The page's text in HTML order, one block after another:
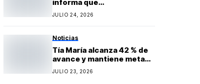
informa que
observaciones técnicas
mantienen paralizada la
agosto
JULIO 24, 2026
Noticias
Tía María alcanza 42 % de
avance y mantiene meta
de iniciar producción
durante 2027
JULIO 23, 2026